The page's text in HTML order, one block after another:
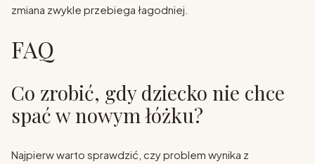
zmiana zwykle przebiega łagodniej.
FAQ
Co zrobić, gdy dziecko nie chce
spać w nowym łóżku?
Najpierw warto sprawdzić, czy problem wynika z